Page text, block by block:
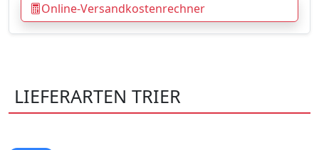
Online-Versandkostenrechner
LIEFERARTEN TRIER